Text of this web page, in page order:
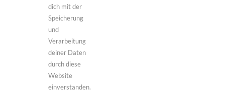
dich mit der
Speicherung
und
Verarbeitung
deiner Daten
durch diese
Website
einverstanden.